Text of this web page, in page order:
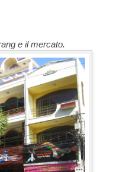
e il mercato.